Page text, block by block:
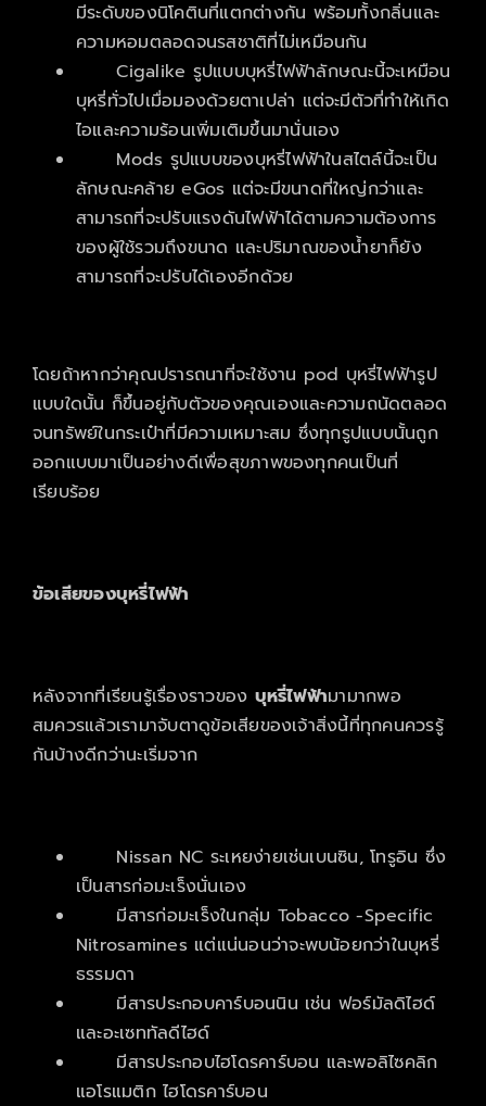
มีระดับของนิโคตินที่แตกต่างกัน พร้อมทั้งกลิ่นและ
ความหอมตลอดจนรสชาติที่ไม่เหมือนกัน
Cigalike รูปแบบบุหรี่ไฟฟ้าลักษณะนี้จะเหมือน
บุหรี่ทั่วไปเมื่อมองด้วยตาเปล่า แต่จะมีตัวที่ทำให้เกิด
ไอและความร้อนเพิ่มเติมขึ้นมานั่นเอง
Mods รูปแบบของบุหรี่ไฟฟ้าในสไตล์นี้จะเป็น
ลักษณะคล้าย eGos แต่จะมีขนาดที่ใหญ่กว่าและ
สามารถที่จะปรับแรงดันไฟฟ้าได้ตามความต้องการ
ของผู้ใช้รวมถึงขนาด และปริมาณของน้ำยาก็ยัง
สามารถที่จะปรับได้เองอีกด้วย
โดยถ้าหากว่าคุณปรารถนาที่จะใช้งาน pod บุหรี่ไฟฟ้ารูป
แบบใดนั้น ก็ขึ้นอยู่กับตัวของคุณเองและความถนัดตลอด
จนทรัพย์ในกระเป๋าที่มีความเหมาะสม ซึ่งทุกรูปแบบนั้นถูก
ออกแบบมาเป็นอย่างดีเพื่อสุขภาพของทุกคนเป็นที่
เรียบร้อย
ข้อเสียของบุหรี่ไฟฟ้า
หลังจากที่เรียนรู้เรื่องราวของ บุหรี่ไฟฟ้ามามากพอ
สมควรแล้วเรามาจับตาดูข้อเสียของเจ้าสิ่งนี้ที่ทุกคนควรรู้
กันบ้างดีกว่านะเริ่มจาก
Nissan NC ระเหยง่ายเช่นเบนซิน, โทรูอิน ซึ่ง
เป็นสารก่อมะเร็งนั่นเอง
มีสารก่อมะเร็งในกลุ่ม Tobacco -Specific
Nitrosamines แต่แน่นอนว่าจะพบน้อยกว่าในบุหรี่
ธรรมดา
มีสารประกอบคาร์บอนนิน เช่น ฟอร์มัลดิไฮด์
และอะเซททัลดีไฮด์
มีสารประกอบไฮโดรคาร์บอน และพอลิไซคลิก
แอโรแมติก ไฮโดรคาร์บอน